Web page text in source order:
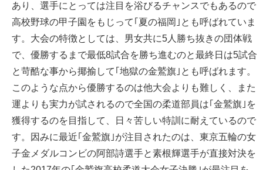
あり、選手にとっては注目を浴びるチャンスでもあるので
高校野球の甲子園をもじって｢夏の福岡｣とも呼ばれていま
す。大会の特徴としては、男女共に5人勝ち抜きの団体戦
で、優勝するまで最低8試合を勝ち進むのと最終日は5試合
と苛酷な事から揶揄して｢地獄の金鷲旗｣とも呼ばれます。
このような点から優勝するのは他大会よりも難しく、また
運よりも実力が試されるので全国の柔道部員は｢金鷲旗｣を
獲得するのを目指して、日々苦しい特訓に耐えているので
す。因みに最近｢金鷲旗｣が注目されたのは、東京五輪の女
子金メダルコンビの阿部詩選手と素根輝選手が直接対決を